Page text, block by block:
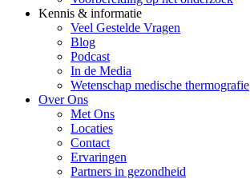
Kennis & informatie
Veel Gestelde Vragen
Blog
Podcast
In de Media
Wetenschap medische thermografie
Over Ons
Met Ons
Locaties
Contact
Ervaringen
Partners in gezondheid